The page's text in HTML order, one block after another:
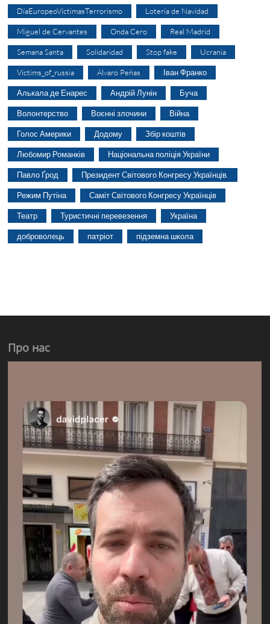
DíaEuropeoVíctimasTerrorismo Lotería de Navidad
Miguel de Cervantes Onda Cero Real Madrid
Semana Santa Solidaridad Stop fake Ucrania
Victims_of_russia Álvaro Peñas Іван Франко
Алькала де Енарес Андрій Лунін Буча
Волонтерство Воєнні злочини Війна
Голос Америки Додому Збір коштів
Любомир Романків Національна поліція України
Павло Ґрод Президент Світового Конгресу Українців.
Режим Путіна Саміт Світового Конгресу Українців
Театр Туристичні перевезення Україна
доброволець патріот підземна школа
Про нас